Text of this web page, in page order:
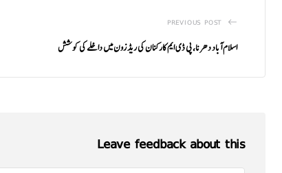
PREVIOUS POST
اسلام آباد دھرنا، پی ڈی ایم کارکنان کی ریڈ زون میں داخلے کی کوشش
Leave feedback about this